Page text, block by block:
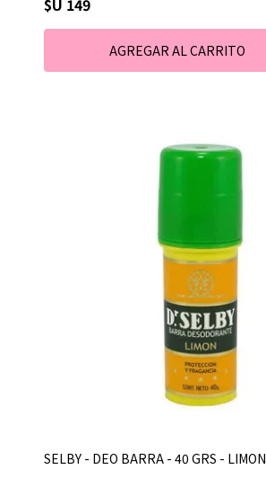
SELBY - DEO BARRA - 40 GRS - LIMON